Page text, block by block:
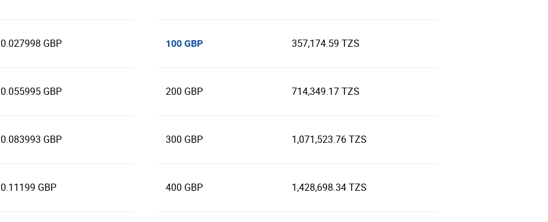
0.027998 GBP
0.055995 GBP
0.083993 GBP
0.11199 GBP
100 GBP 357,174.59 TZS
200 GBP 714,349.17 TZS
300 GBP 1,071,523.76 TZS
400 GBP 1,428,698.34 TZS